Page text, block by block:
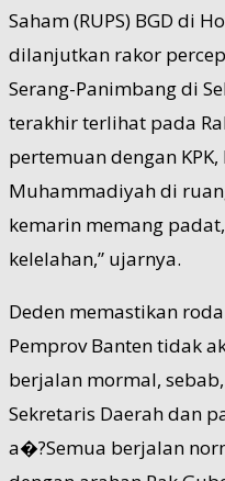
Saham (RUPS) BGD di
dilanjutkan rakor
Serang-Panimbang di
terakhir terlihat pada
pertemuan dengan KPK,
Muhammadiyah di
kemarin memang
kelelahan,” ujarnya.
Deden memastikan
Pemprov Banten tidak
berjalan mormal,
Sekretaris Daerah dan
a�?Semua berjalan